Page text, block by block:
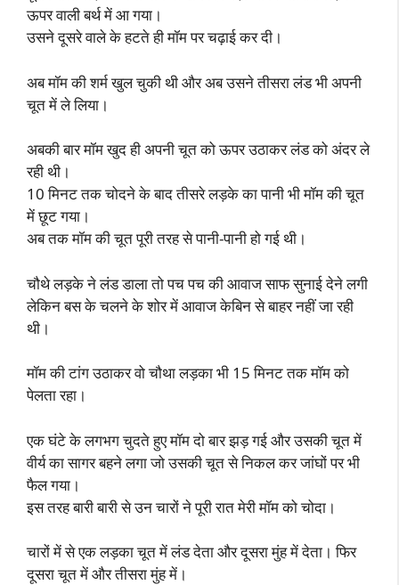
ऊपर वाली बर्थ में आ गया।
उसने दूसरे वाले के हटते ही मॉम पर चढ़ाई कर दी।
अब मॉम की शर्म खुल चुकी थी और अब उसने तीसरा लंड भी अपनी
चूत में ले लिया।
अबकी बार मॉम खुद ही अपनी चूत को ऊपर उठाकर लंड को अंदर ले
रही थी।
10 मिनट तक चोदने के बाद तीसरे लड़के का पानी भी मॉम की चूत
में छूट गया।
अब तक मॉम की चूत पूरी तरह से पानी-पानी हो गई थी।
चौथे लड़के ने लंड डाला तो पच पच की आवाज साफ सुनाई देने लगी
लेकिन बस के चलने के शोर में आवाज केबिन से बाहर नहीं जा रही
थी।
मॉम की टांग उठाकर वो चौथा लड़का भी 15 मिनट तक मॉम को
पेलता रहा।
एक घंटे के लगभग चुदते हुए मॉम दो बार झड़ गई और उसकी चूत में
वीर्य का सागर बहने लगा जो उसकी चूत से निकल कर जांघों पर भी
फैल गया।
इस तरह बारी बारी से उन चारों ने पूरी रात मेरी मॉम को चोदा।
चारों में से एक लड़का चूत में लंड देता और दूसरा मुंह में देता। फिर
दूसरा चूत में और तीसरा मुंह में।